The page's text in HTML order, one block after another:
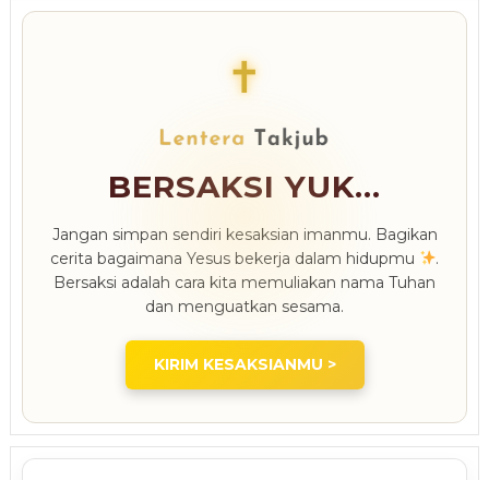
✝
BERSAKSI YUK...
Jangan simpan sendiri kesaksian imanmu. Bagikan
cerita bagaimana Yesus bekerja dalam hidupmu
.
Bersaksi adalah cara kita memuliakan nama Tuhan
dan menguatkan sesama.
KIRIM KESAKSIANMU >